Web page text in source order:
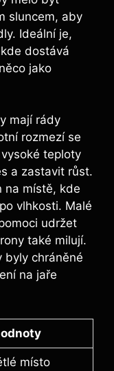
sluncem, aby
Ideální je,
dostává
jako
mají rády
rozmezí se
teploty
a zastavit růst.
na místě, kde
vlhkosti. Malé
udržet
také milují.
byly chráněné
na jaře
místo